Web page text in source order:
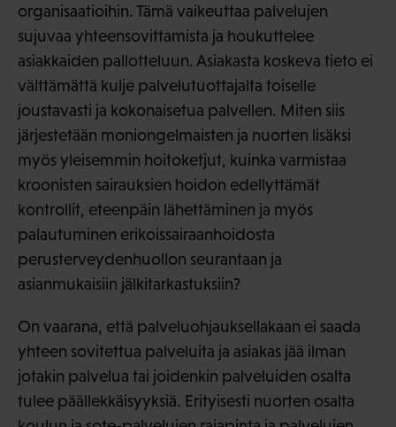
organisaatioihin. Tämä vaikeuttaa palvelujen
sujuvaa yhteensovittamista ja houkuttelee
asiakkaiden pallotteluun. Asiakasta koskeva tieto ei
välttämättä kulje palvelutuottajalta toiselle
joustavasti ja kokonaisetua palvellen. Miten siis
järjestetään moniongelmaisten ja nuorten lisäksi
myös yleisemmin hoitoketjut, kuinka varmistaa
kroonisten sairauksien hoidon edellyttämät
kontrollit, eteenpäin lähettäminen ja myös
palautuminen erikoissairaanhoidosta
perusterveydenhuollon seurantaan ja
asianmukaisiin jälkitarkastuksiin?
On vaarana, että palveluohjauksellakaan ei saada
yhteen sovitettua palveluita ja asiakas jää ilman
jotakin palvelua tai joidenkin palveluiden osalta
tulee päällekkäisyyksiä. Erityisesti nuorten osalta